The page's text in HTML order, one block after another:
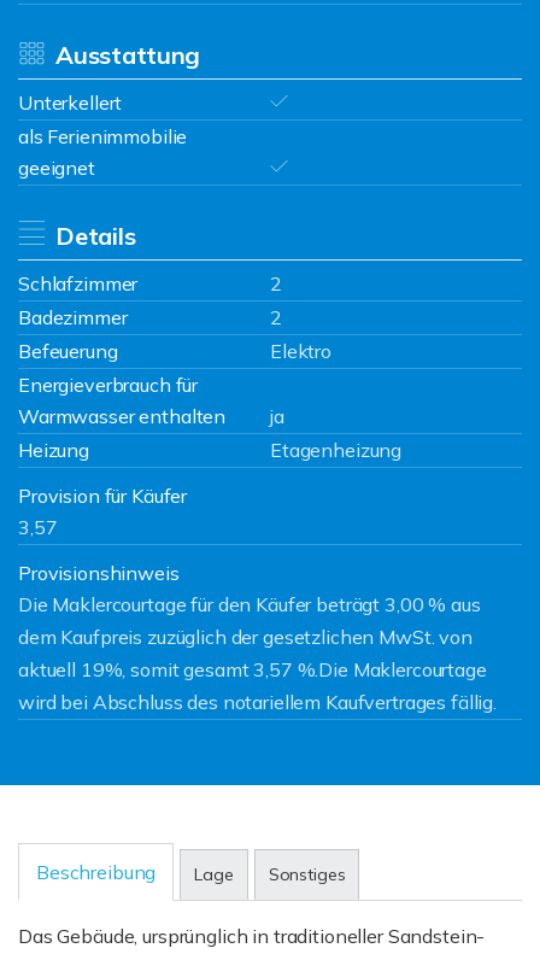
Ausstattung
Unterkellert
als Ferienimmobilie
geeignet
Details
Schlafzimmer
2
Badezimmer
2
Befeuerung
Elektro
Energieverbrauch für
Warmwasser enthalten
ja
Heizung
Etagenheizung
Provision für Käufer
3,57
Provisionshinweis
Die Maklercourtage für den Käufer beträgt 3,00 % aus
dem Kaufpreis zuzüglich der gesetzlichen MwSt. von
aktuell 19%, somit gesamt 3,57 %.Die Maklercourtage
wird bei Abschluss des notariellem Kaufvertrages fällig.
Beschreibung Lage Sonstiges
Das Gebäude, ursprünglich in traditioneller Sandstein-